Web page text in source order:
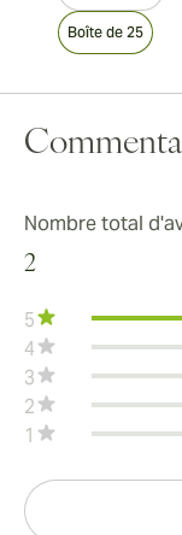
Boîte de 25
Nombre total
2
5
4
3
2
1